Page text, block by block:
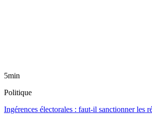
5min
Politique
Ingérences électorales : faut-il sanctionner les